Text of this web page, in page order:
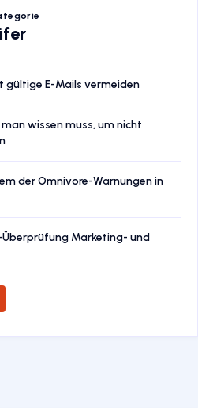
gültige E-Mails vermeiden
wissen muss, um nicht
der Omnivore-Warnungen in
Überprüfung Marketing- und